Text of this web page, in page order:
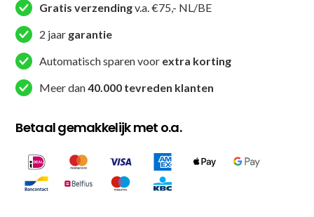
Gratis verzendingv.a. €75,- NL/BE
2 jaar garantie
Automatisch sparen voor extra korting
Meer dan40.000 tevreden klanten
Betaal gemakkelijk met o.a.